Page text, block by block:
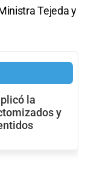
Tejeda y
la
y